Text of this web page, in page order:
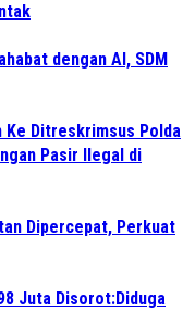
dengan AI, SDM
Ke Ditreskrimsus Polda
Pasir Ilegal di
Dipercepat, Perkuat
Juta Disorot:Diduga